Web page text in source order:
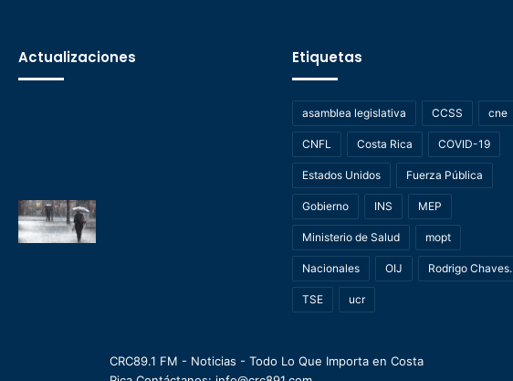
Actualizaciones Etiquetas
asamblea legislativa CCSS cne
CNFL Costa Rica COVID-19
Estados Unidos Fuerza Pública
Gobierno INS MEP
Ministerio de Salud mopt
Nacionales OIJ Rodrigo Chaves.
TSE ucr
CRC89.1 FM - Noticias - Todo Lo Que Importa en Costa